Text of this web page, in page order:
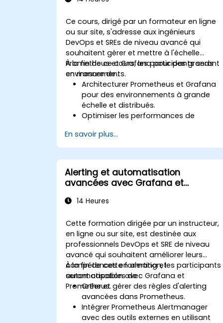
Ce cours, dirigé par un formateur en ligne
ou sur site, s'adresse aux ingénieurs
DevOps et SREs de niveau avancé qui
souhaitent gérer et mettre à l'échelle
Prometheus et Grafana pour des grands
environnements.
À la fin de ce cours, les participants seront
en mesure de :
Architecturer Prometheus et Grafana
pour des environnements à grande
échelle et distribués.
Optimiser les performances de
trafic.
Configurer Grafana pour des
ensembles de données volumineux et
des visualisations complexes.
Mettre en œuvre des stratégies
avancées de dépannage et de mise à
l'échelle.
En savoir plus...
Alerting et automatisation
avancées avec Grafana et
14 Heures
Cette formation dirigée par un instructeur,
en ligne ou sur site, est destinée aux
professionnels DevOps et SRE de niveau
avancé qui souhaitent améliorer leurs
compétences en alerting et
automatisation avec Grafana et
Prometheus.
À la fin de cette formation, les participants
seront capables de :
Créer et gérer des règles d'alerting
avancées dans Prometheus.
Intégrer Prometheus Alertmanager
avec des outils externes en utilisant